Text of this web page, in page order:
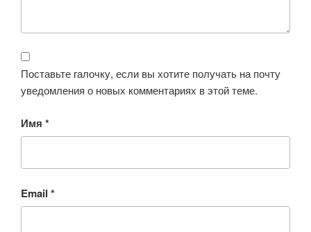
Поставьте галочку, если вы хотите получать на почту
уведомления о новых комментариях в этой теме.
Имя *
Email *